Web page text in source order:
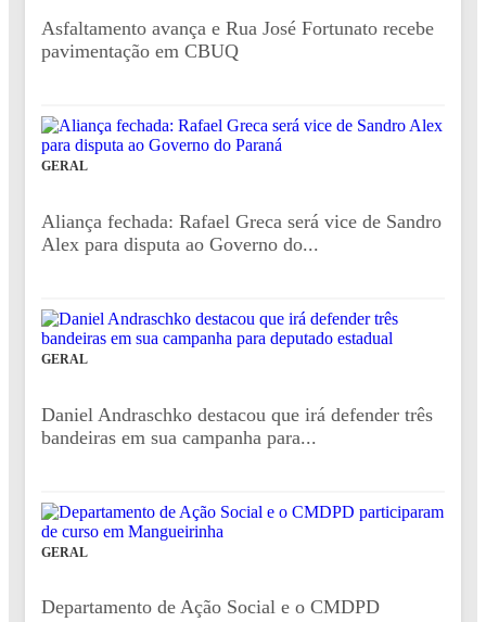
Asfaltamento avança e Rua José Fortunato recebe
pavimentação em CBUQ
GERAL
Aliança fechada: Rafael Greca será vice de Sandro
Alex para disputa ao Governo do...
GERAL
Daniel Andraschko destacou que irá defender três
bandeiras em sua campanha para...
GERAL
Departamento de Ação Social e o CMDPD